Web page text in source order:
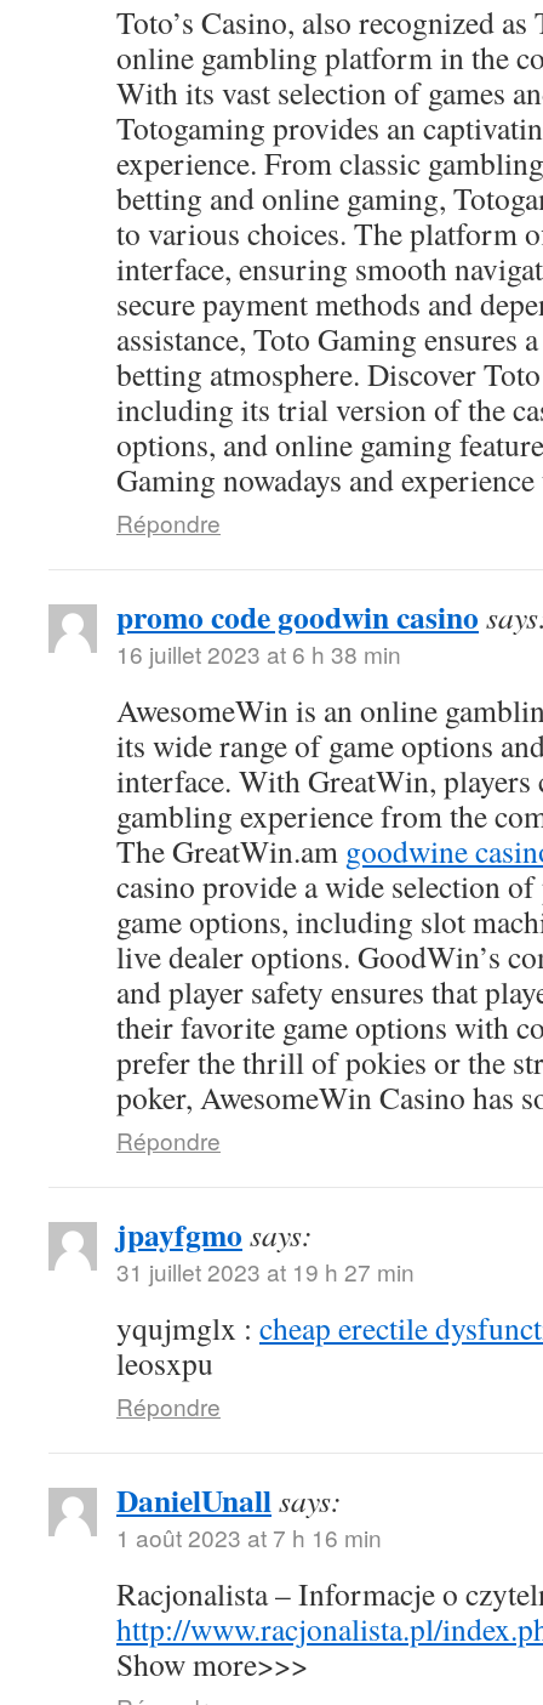
Toto’s Casino, also recognized
online gambling platform in the
With its vast selection of games
Totogaming provides an
experience. From classic
betting and online gaming,
to various choices. The platform
interface, ensuring smooth
secure payment methods and
assistance, Toto Gaming ensures
betting atmosphere. Discover
including its trial version of the
options, and online gaming
Gaming nowadays and
Répondre
promo code goodwin casino
16 juillet 2023 at 6 h 38 min
AwesomeWin is an online
its wide range of game options
interface. With GreatWin, players
gambling experience from the
The GreatWin.am goodwine
casino provide a wide selection
game options, including slot
live dealer options. GoodWin’s
and player safety ensures that
their favorite game options with
prefer the thrill of pokies or the
poker, AwesomeWin Casino has
Répondre
jpayfgmo says:
31 juillet 2023 at 19 h 27 min
yqujmglx : cheap erectile
leosxpu
Répondre
DanielUnallsays:
1 août 2023 at 7 h 16 min
Racjonalista – Informacje o
http://www.racjonalista.pl/
Show more>>>